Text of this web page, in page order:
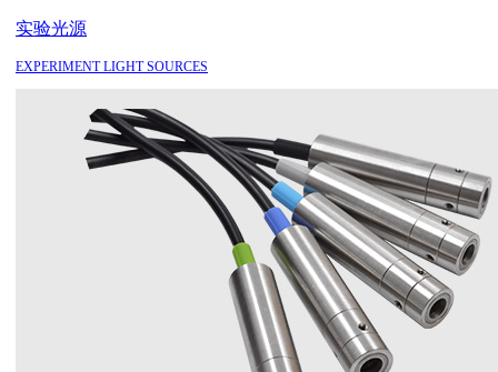
实验光源
EXPERIMENT LIGHT SOURCES